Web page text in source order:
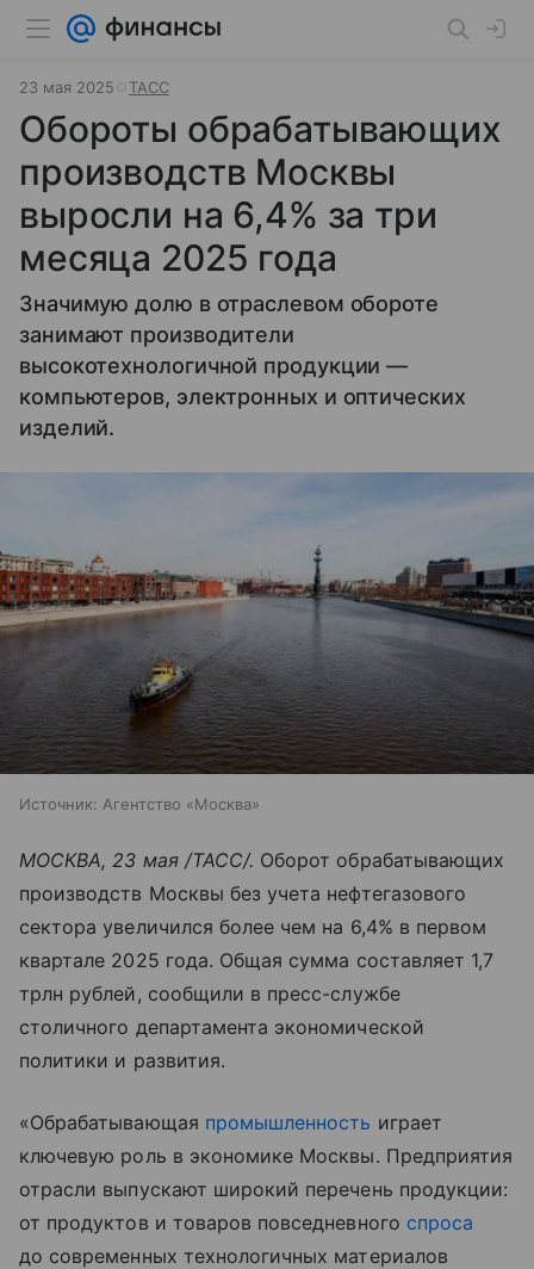
23 мая 2025 ТАСС
Обороты обрабатывающих
производств Москвы
выросли на 6,4% за три
месяца 2025 года
Значимую долю в отраслевом обороте
занимают производители
высокотехнологичной продукции —
компьютеров, электронных и оптических
изделий.
Источник: Агентство «Москва»
МОСКВА, 23 мая /ТАСС/. Оборот обрабатывающих
производств Москвы без учета нефтегазового
сектора увеличился более чем на 6,4% в первом
квартале 2025 года. Общая сумма составляет 1,7
трлн рублей, сообщили в пресс-службе
столичного департамента экономической
политики и развития.
«Обрабатывающая промышленность играет
ключевую роль в экономике Москвы. Предприятия
отрасли выпускают широкий перечень продукции:
от продуктов и товаров повседневного спроса
до современных технологичных материалов